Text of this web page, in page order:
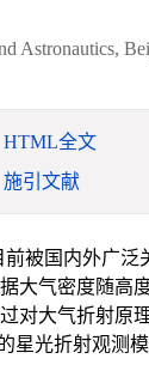
Astronautics,
HTML全文
施引文献
被国内外广
大气密度随
对大气折射
星光折射观测